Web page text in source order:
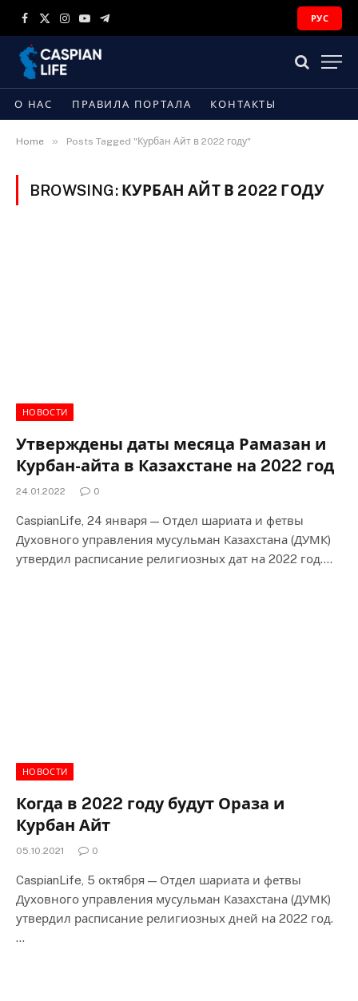
Facebook
X
Instagram
YouTubeTelegram
РУС
О НАС ПРАВИЛА ПОРТАЛА КОНТАКТЫ
Home » Posts Tagged "Курбан Айт в 2022 году"
BROWSING: КУРБАН АЙТ В 2022 ГОДУ
НОВОСТИ
Утверждены даты месяца Рамазан и
Курбан-айта в Казахстане на 2022 год
24.01.2022 0
CaspianLife, 24 января — Отдел шариата и фетвы
Духовного управления мусульман Казахстана (ДУМК)
утвердил расписание религиозных дат на 2022 год.…
НОВОСТИ
Когда в 2022 году будут Ораза и
Курбан Айт
05.10.2021 0
CaspianLife, 5 октября — Отдел шариата и фетвы
Духовного управления мусульман Казахстана (ДУМК)
утвердил расписание религиозных дней на 2022 год.
…